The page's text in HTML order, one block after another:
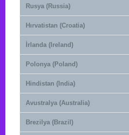
Rusya (Russia)
Hırvatistan (Croatia)
İrlanda (Ireland)
Polonya (Poland)
Hindistan (India)
Avustralya (Australia)
Brezilya (Brazil)